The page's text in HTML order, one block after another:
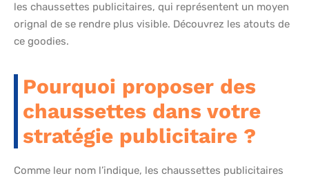
les chaussettes publicitaires, qui représentent un moyen
orignal de se rendre plus visible. Découvrez les atouts de
ce goodies.
Pourquoi proposer des
chaussettes dans votre
stratégie publicitaire ?
Comme leur nom l’indique, les chaussettes publicitaires